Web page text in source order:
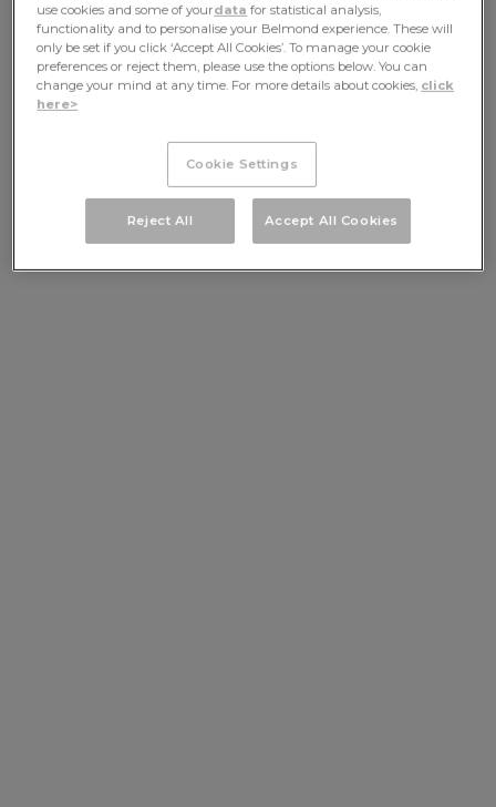
use cookies and some of yourdata for statistical analysis,
functionality and to personalise your Belmond experience. These will
only be set if you click ‘Accept All Cookies’. To manage your cookie
preferences or reject them, please use the options below. You can
change your mind at any time. For more details about cookies, click
here>
Cookie Settings
Reject All Accept All Cookies